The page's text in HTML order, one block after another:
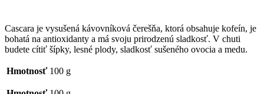
Cascara je vysušená kávovníková čerešňa, ktorá obsahuje kofeín, je
bohatá na antioxidanty a má svoju prirodzenú sladkosť. V chuti
budete cítiť šípky, lesné plody, sladkosť sušeného ovocia a medu.
Hmotnosť 100 g